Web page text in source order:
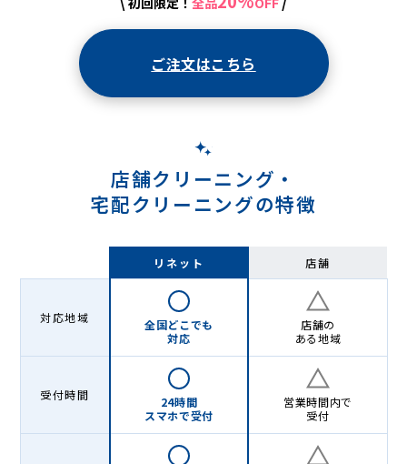
ご注文はこちら
店舗クリーニング・
宅配クリーニングの特徴
リネット 店舗
対応地域
全国どこでも
対応
店舗の
ある地域
受付時間
24時間
スマホで受付
営業時間内で
受付